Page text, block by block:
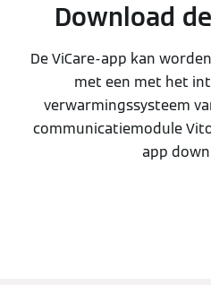
Download
De ViCare-app kan
met een met het
verwarmingssysteem
communicatiemodule
app